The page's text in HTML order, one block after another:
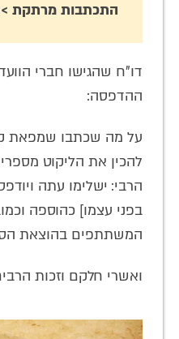
התכתבות מרתקת
דו”ח שהגישו חברי
ההדפסה:
על מה שכתבו שמפאת
להכין את הליקוט
הרבי: ישלימו עתה
בפני עצמו] כהוספה
המשתתפים בהוצאת
ואשרי חלקם וזכות